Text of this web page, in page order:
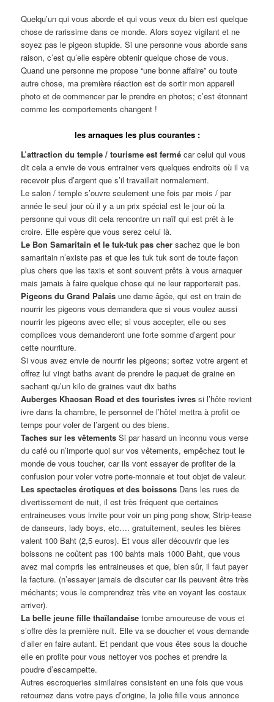
Quelqu’un qui vous aborde et qui vous veux du bien est quelque
chose de rarissime dans ce monde. Alors soyez vigilant et ne
soyez pas le pigeon stupide. Si une personne vous aborde sans
raison, c’est qu’elle espère obtenir quelque chose de vous.
Quand une personne me propose “une bonne affaire” ou toute
autre chose, ma première réaction est de sortir mon appareil
photo et de commencer par le prendre en photos; c’est étonnant
comme les comportements changent !
les arnaques les plus courantes :
L’attraction du temple / tourisme est fermé car celui qui vous
dit cela a envie de vous entrainer vers quelques endroits où il va
recevoir plus d’argent que s’il travaillait normalement.
Le salon / temple s’ouvre seulement une fois par mois / par
année le seul jour où il y a un prix spécial est le jour où la
personne qui vous dit cela rencontre un naïf qui est prêt à le
croire. Elle espère que vous serez celui là.
Le Bon Samaritain et le tuk-tuk pas cher sachez que le bon
samaritain n’existe pas et que les tuk tuk sont de toute façon
plus chers que les taxis et sont souvent prêts à vous arnaquer
mais jamais à faire quelque chose qui ne leur rapporterait pas.
Pigeons du Grand Palais une dame âgée, qui est en train de
nourrir les pigeons vous demandera que si vous voulez aussi
nourrir les pigeons avec elle; si vous accepter, elle ou ses
complices vous demanderont une forte somme d’argent pour
cette nourriture.
Si vous avez envie de nourrir les pigeons; sortez votre argent et
offrez lui vingt baths avant de prendre le paquet de graine en
sachant qu’un kilo de graines vaut dix baths
Auberges Khaosan Road et des touristes ivres si l’hôte revient
ivre dans la chambre, le personnel de l’hôtel mettra à profit ce
temps pour voler de l’argent ou des biens.
Taches sur les vêtements Si par hasard un inconnu vous verse
du café ou n’importe quoi sur vos vêtements, empêchez tout le
monde de vous toucher, car ils vont essayer de profiter de la
confusion pour voler votre porte-monnaie et tout objet de valeur.
Les spectacles érotiques et des boissons Dans les rues de
divertissement de nuit, il est très fréquent que certaines
entraineuses vous invite pour voir un ping pong show, Strip-tease
de danseurs, lady boys, etc…. gratuitement, seules les bières
valent 100 Baht (2,5 euros). Et vous aller découvrir que les
boissons ne coûtent pas 100 bahts mais 1000 Baht, que vous
avez mal compris les entraineuses et que, bien sûr, il faut payer
la facture. (n’essayer jamais de discuter car ils peuvent être très
méchants; vous le comprendrez très vite en voyant les costaux
arriver).
La belle jeune fille thaïlandaise tombe amoureuse de vous et
s’offre dès la première nuit. Elle va se doucher et vous demande
d’aller en faire autant. Et pendant que vous êtes sous la douche
elle en profite pour vous nettoyer vos poches et prendre la
poudre d’escampette.
Autres escroqueries similaires consistent en une fois que vous
retournez dans votre pays d’origine, la jolie fille vous annonce